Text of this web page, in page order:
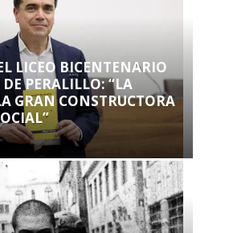
LICEO BICENTENARIO
PERALILLO: “LA
GRAN CONSTRUCTORA